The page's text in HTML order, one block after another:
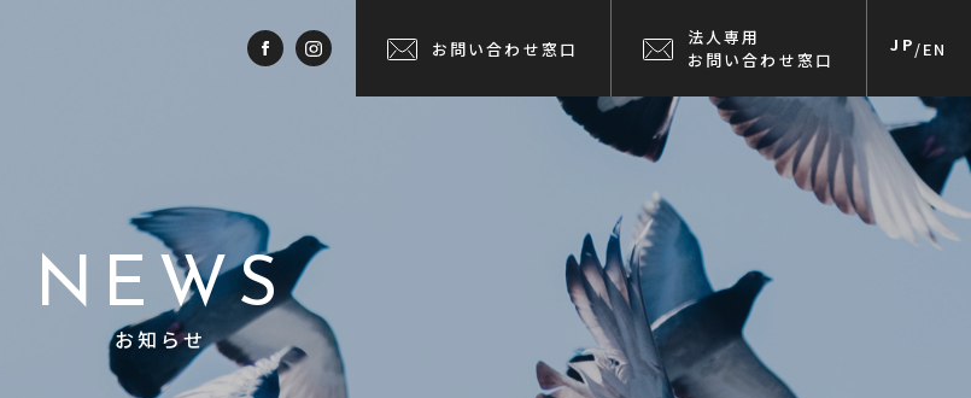
お問い合わせ窓口
法人専用
お問い合わせ窓口
JP/EN
NEWS
お知らせ